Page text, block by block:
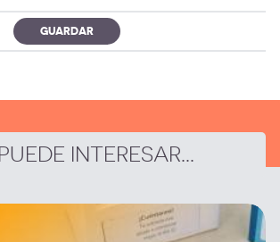
GUARDAR
INTERESAR...